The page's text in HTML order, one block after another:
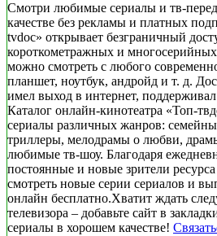
Смотри любимые сериалы и тв-
качестве без рекламы и платных
tvdoc» открывает безграничный
короткометражных и
можно смотреть с любого
планшет, ноутбук, андройд и т. д.
имел выход в интернет,
Каталог онлайн-кинотеатра «Топ-
сериалы различных жанров:
триллеры, мелодрамы о любви,
любимые тв-шоу. Благодаря
постоянные и новые зрители
смотреть новые серии сериалов и
онлайн бесплатно.Хватит ждать
телевизора – добавьте сайт в
сериалы в хорошем качестве!